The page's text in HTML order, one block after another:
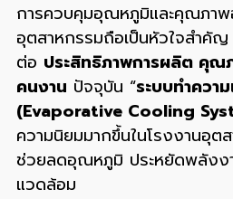
การควบคุมอุณหภูมิและคุณภาพ
อุตสาหกรรมถือเป็นหัวใจสำคั
ต่อ ประสิทธิภาพการผลิต คุณ
คนงาน ปัจจุบัน “ระบบทำควา
(Evaporative Cooling
ความนิยมมากขึ้นในโรงงานอุต
ช่วยลดอุณหภูมิ ประหยัดพลังง
แวดล้อม